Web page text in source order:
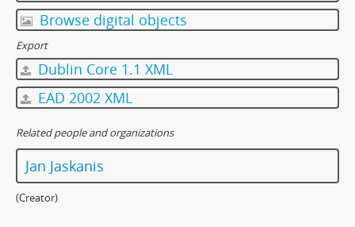
Browse digital objects
Export
Dublin Core 1.1 XML
EAD 2002 XML
Related people and organizations
Jan Jaskanis
(Creator)